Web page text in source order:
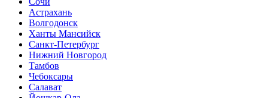
Астрахань
Волгодонск
Ханты Мансийск
Санкт-Петербург
Нижний Новгород
Тамбов
Чебоксары
Салават